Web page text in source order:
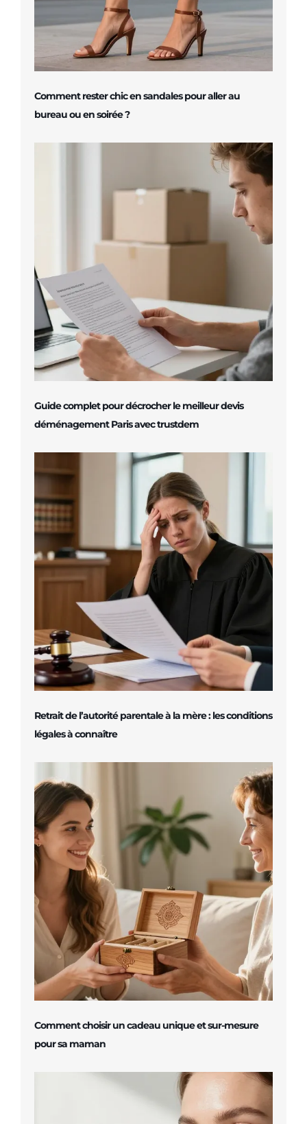
Comment rester chic en sandales pour aller au
bureau ou en soirée ?
Guide complet pour décrocher le meilleur devis
déménagement Paris avec trustdem
Retrait de l’autorité parentale à la mère : les conditions
légales à connaître
Comment choisir un cadeau unique et sur-mesure
pour sa maman